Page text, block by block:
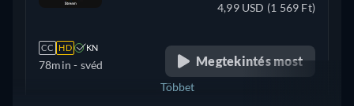
CC HD KN
78min - svéd
4,99 USD (1 569 Ft)
Megtekintés most
Többet